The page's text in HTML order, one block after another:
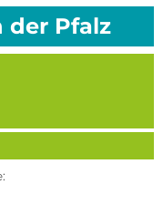
der Pfalz